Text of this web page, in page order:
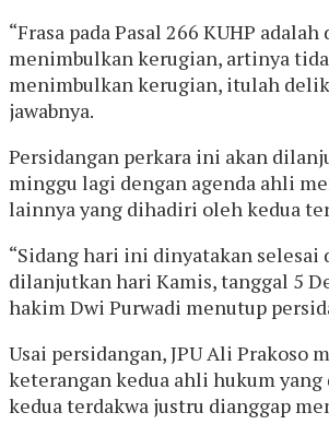
“Frasa pada Pasal 266 KUHP adalah
menimbulkan kerugian, artinya
menimbulkan kerugian, itulah
jawabnya.
Persidangan perkara ini akan
minggu lagi dengan agenda ahli
lainnya yang dihadiri oleh kedua
“Sidang hari ini dinyatakan selesai
dilanjutkan hari Kamis, tanggal 5
hakim Dwi Purwadi menutup
Usai persidangan, JPU Ali Prakoso
keterangan kedua ahli hukum
kedua terdakwa justru dianggap